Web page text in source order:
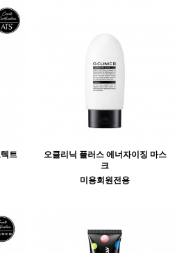
트
오클리닉 플러스 에너자이징 마스
크
미용회원전용